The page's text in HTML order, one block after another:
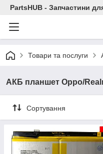
PartsHUB - Запчастини
Товари та послуги
АКБ планшет Oppo/
Сортування